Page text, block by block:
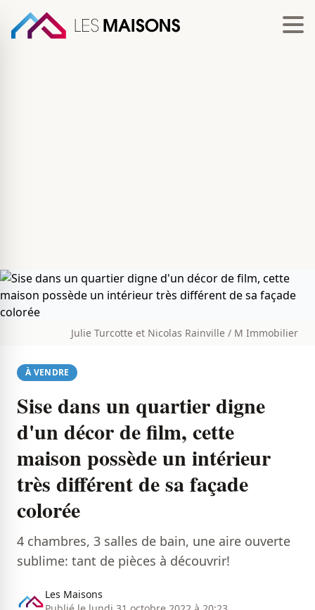
Julie Turcotte et Nicolas Rainville / M Immobilier
À VENDRE
Sise dans un quartier digne
d'un décor de film, cette
maison possède un intérieur
très différent de sa façade
colorée
4 chambres, 3 salles de bain, une aire ouverte
sublime: tant de pièces à découvrir!
Les Maisons